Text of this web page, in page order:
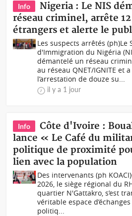
Info
Nigeria : Le NIS
réseau criminel, arrête
étrangers et alerte le
Les suspects arrêtés (ph)Le
d'Immigration du Nigéria
démantelé un réseau
au réseau QNET/IGNITE et
l’arrestation de douze su...
il y a 1 jour
Info
Côte d'Ivoire :
lance « Le Café du
politique de proximité
lien avec la population
Des intervenants (ph
2026, le siège régional du
quartier N'Gattakro, s’est
véritable espace
politiq...